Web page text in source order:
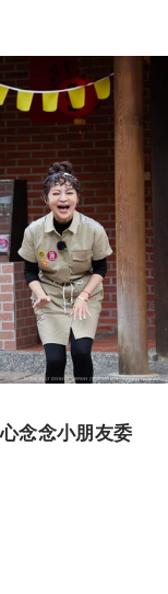
念念小朋友委